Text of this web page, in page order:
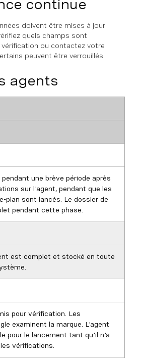
continue
doivent être mises à jour
quels champs sont
ou contactez votre
peuvent être verrouillés.
agents
une brève période après
sur l'agent, pendant que les
plan sont lancés. Le dossier de
pendant cette phase.
est complet et stocké en toute
pour vérification. Les
examinent la marque. L'agent
pour le lancement tant qu'il n'a
vérifications.